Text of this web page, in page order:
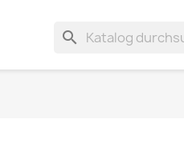
search